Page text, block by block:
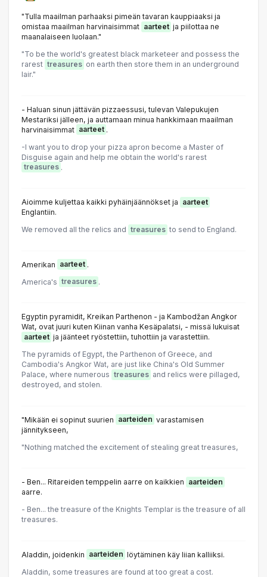
"Tulla maailman parhaaksi pimeän tavaran kauppiaaksi ja
omistaa maailman harvinaisimmat aarteet ja piilottaa ne
maanalaiseen luolaan."
"To be the world's greatest black marketeer and possess the
rarest treasures on earth then store them in an underground
lair."
- Haluan sinun jättävän pizzaessusi, tulevan Valepukujen
Mestariksi jälleen, ja auttamaan minua hankkimaan maailman
harvinaisimmat aarteet .
-I want you to drop your pizza apron become a Master of
Disguise again and help me obtain the world's rarest
treasures .
Aioimme kuljettaa kaikki pyhäinjäännökset ja aarteet
Englantiin.
We removed all the relics and treasures to send to England.
Amerikan aarteet .
America's treasures .
Egyptin pyramidit, Kreikan Parthenon - ja Kambodžan Angkor
Wat, ovat juuri kuten Kiinan vanha Kesäpalatsi, - missä lukuisat
aarteet ja jäänteet ryöstettiin, tuhottiin ja varastettiin.
The pyramids of Egypt, the Parthenon of Greece, and
Cambodia's Angkor Wat, are just like China's Old Summer
Palace, where numerous treasures and relics were pillaged,
destroyed, and stolen.
"Mikään ei sopinut suurien aarteiden varastamisen
jännitykseen,
"Nothing matched the excitement of stealing great treasures,
- Ben... Ritareiden temppelin aarre on kaikkien aarteiden
aarre.
- Ben... the treasure of the Knights Templar is the treasure of all
treasures.
Aladdin, joidenkin aarteiden löytäminen käy liian kalliiksi.
Aladdin, some treasures are found at too great a cost.